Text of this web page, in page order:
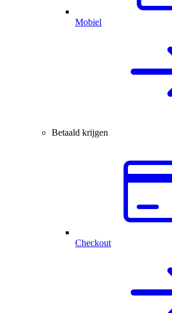
Mobiel
Betaald krijgen
Checkout